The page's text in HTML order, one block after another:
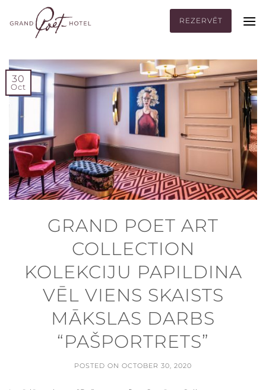
to
content
REZERVĒT
30
Oct
GRAND POET ART
COLLECTION
KOLEKCIJU PAPILDINA
VĒL VIENS SKAISTS
MĀKSLAS DARBS
“PAŠPORTRETS”
POSTED ON OCTOBER 30, 2020